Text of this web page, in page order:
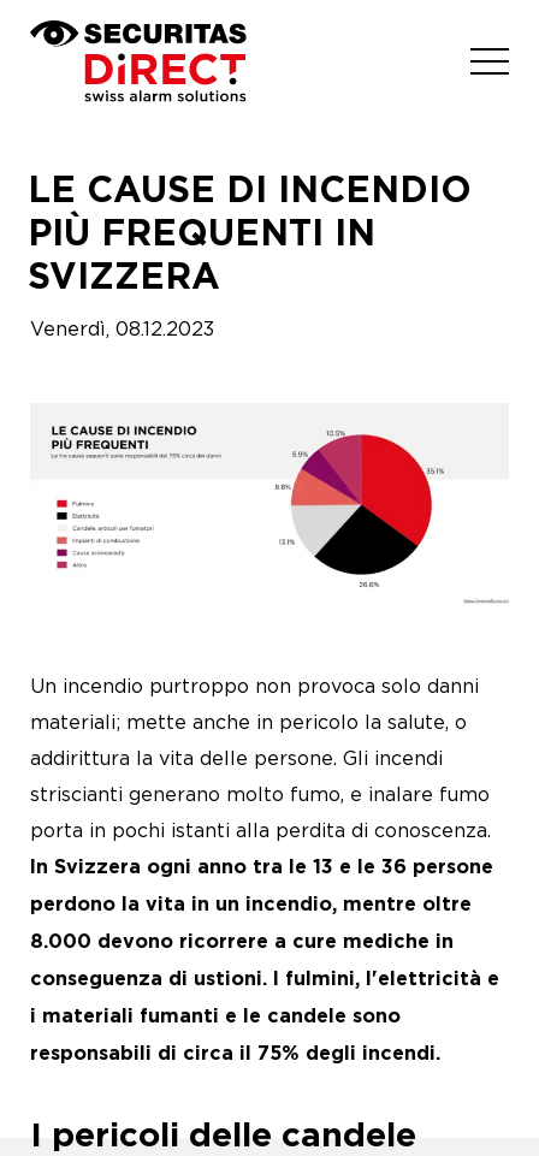
Come proteggersi?
LE CAUSE DI INCENDIO
PIÙ FREQUENTI IN
SVIZZERA
Venerdì, 08.12.2023
Un incendio purtroppo non provoca solo danni
materiali; mette anche in pericolo la salute, o
addirittura la vita delle persone. Gli incendi
striscianti generano molto fumo, e inalare fumo
porta in pochi istanti alla perdita di conoscenza.
In Svizzera ogni anno tra le 13 e le 36 persone
perdono la vita in un incendio, mentre oltre
8.000 devono ricorrere a cure mediche in
conseguenza di ustioni. I fulmini, l'elettricità e
i materiali fumanti e le candele sono
responsabili di circa il 75% degli incendi.
I pericoli delle candele